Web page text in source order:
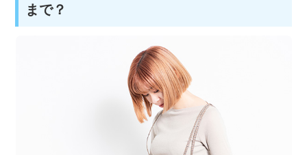
まで？